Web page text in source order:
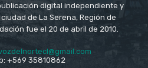
digital independiente y
de La Serena, Región de
fue el 20 de abril de 2010.
+569 35810862